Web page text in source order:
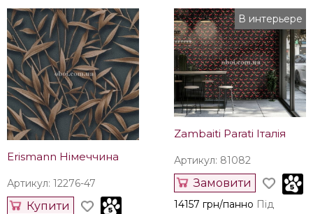
Erismann Німеччина
Артикул: 12279-38
Купити
1728 грн/рул. Залишилось
140 рул.
Erismann Німеччина
Артикул: 12278-47
Замовити
1728 грн/рул. Під
замовлення термін
поставки до 1,5 міс.
В интерьере